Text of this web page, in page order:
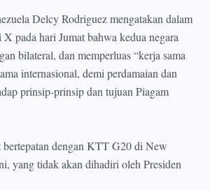
Delcy Rodriguez mengatakan dalam
pada hari Jumat bahwa kedua negara
bilateral, dan memperluas “kerja sama
internasional, demi perdamaian dan
prinsip-prinsip dan tujuan Piagam
dengan KTT G20 di New
yang tidak akan dihadiri oleh Presiden